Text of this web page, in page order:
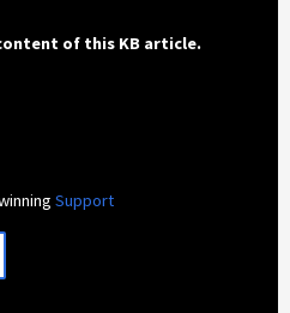
of this KB article.
Support